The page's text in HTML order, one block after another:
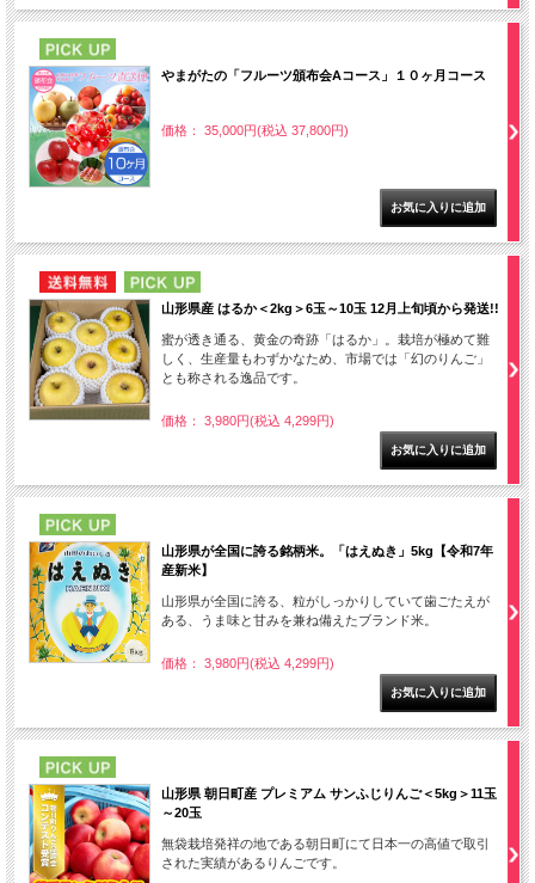
やまがたの「フルーツ頒布会Aコース」１０ヶ月コース
価格： 35,000円(税込 37,800円)
NEW
山形県産 はるか＜2kg＞6玉～10玉 12月上旬頃から発送!!
蜜が透き通る、黄金の奇跡「はるか」。栽培が極めて難
しく、生産量もわずかなため、市場では「幻のりんご」
とも称される逸品です。
価格： 3,980円(税込 4,299円)
山形県が全国に誇る銘柄米。「はえぬき」5kg【令和7年
産新米】
山形県が全国に誇る、粒がしっかりしていて歯ごたえが
ある、うま味と甘みを兼ね備えたブランド米。
価格： 3,980円(税込 4,299円)
山形県 朝日町産 プレミアム サンふじりんご＜5kg＞11玉
～20玉
無袋栽培発祥の地である朝日町にて日本一の高値で取引
された実績があるりんごです。